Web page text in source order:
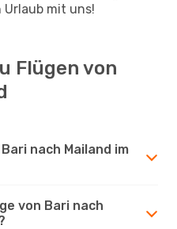
mit uns!
Flügen von
nach Mailand im
von Bari nach